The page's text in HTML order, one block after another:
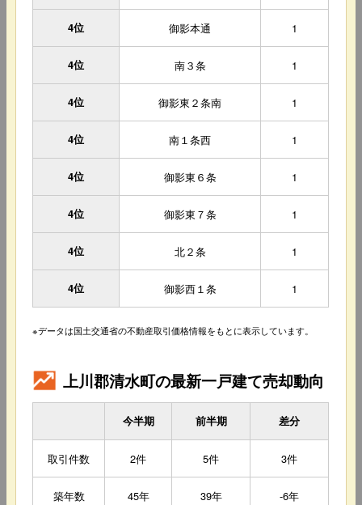
4位 御影本通 1
4位 南３条 1
4位 御影東２条南 1
4位 南１条西 1
4位 御影東６条 1
4位 御影東７条 1
4位 北２条 1
4位 御影西１条 1
※データは国土交通省の不動産取引価格情報をもとに表示しています。
上川郡清水町の最新一戸建て売却動向
今半期 前半期 差分
取引件数 2件 5件 3件
築年数 45年 39年 -6年